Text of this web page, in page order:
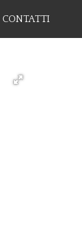
CONTATTI